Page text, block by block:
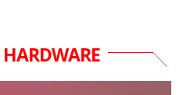
HARDWARE